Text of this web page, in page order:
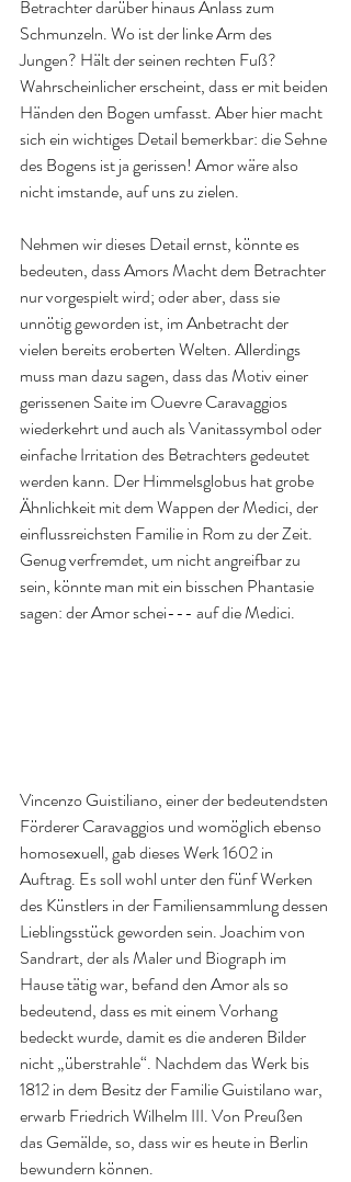
Betrachter darüber hinaus Anlass zum
Schmunzeln. Wo ist der linke Arm des
Jungen? Hält der seinen rechten Fuß?
Wahrscheinlicher erscheint, dass er mit beiden
Händen den Bogen umfasst. Aber hier macht
sich ein wichtiges Detail bemerkbar: die Sehne
des Bogens ist ja gerissen! Amor wäre also
nicht imstande, auf uns zu zielen.
Nehmen wir dieses Detail ernst, könnte es
bedeuten, dass Amors Macht dem Betrachter
nur vorgespielt wird; oder aber, dass sie
unnötig geworden ist, im Anbetracht der
vielen bereits eroberten Welten. Allerdings
muss man dazu sagen, dass das Motiv einer
gerissenen Saite im Ouevre Caravaggios
wiederkehrt und auch als Vanitassymbol oder
einfache Irritation des Betrachters gedeutet
werden kann. Der Himmelsglobus hat grobe
Ähnlichkeit mit dem Wappen der Medici, der
einflussreichsten Familie in Rom zu der Zeit.
Genug verfremdet, um nicht angreifbar zu
sein, könnte man mit ein bisschen Phantasie
sagen: der Amor schei--- auf die Medici.
Vincenzo Guistiliano, einer der bedeutendsten
Förderer Caravaggios und womöglich ebenso
homosexuell, gab dieses Werk 1602 in
Auftrag. Es soll wohl unter den fünf Werken
des Künstlers in der Familiensammlung dessen
Lieblingsstück geworden sein. Joachim von
Sandrart, der als Maler und Biograph im
Hause tätig war, befand den Amor als so
bedeutend, dass es mit einem Vorhang
bedeckt wurde, damit es die anderen Bilder
nicht „überstrahle“. Nachdem das Werk bis
1812 in dem Besitz der Familie Guistilano war,
erwarb Friedrich Wilhelm III. Von Preußen
das Gemälde, so, dass wir es heute in Berlin
bewundern können.